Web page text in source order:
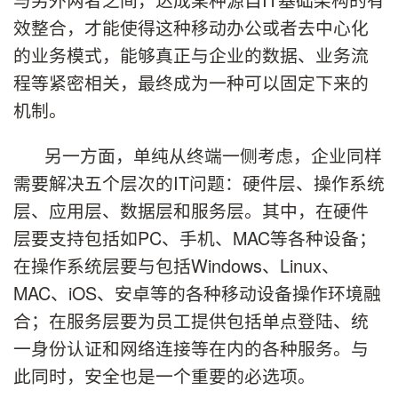
效整合，才能使得这种移动办公或者去中心化
的业务模式，能够真正与企业的数据、业务流
程等紧密相关，最终成为一种可以固定下来的
机制。
另一方面，单纯从终端一侧考虑，企业同样
需要解决五个层次的IT问题：硬件层、操作系统
层、应用层、数据层和服务层。其中，在硬件
层要支持包括如PC、手机、MAC等各种设备；
在操作系统层要与包括Windows、Linux、
MAC、iOS、安卓等的各种移动设备操作环境融
合；在服务层要为员工提供包括单点登陆、统
一身份认证和网络连接等在内的各种服务。与
此同时，安全也是一个重要的必选项。